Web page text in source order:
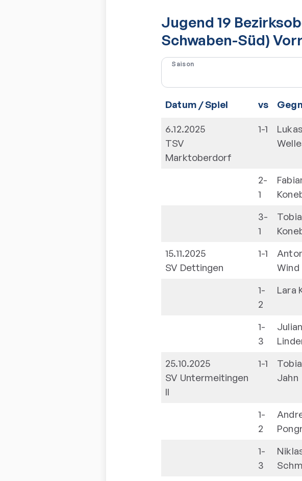
Jugend 19
Schwaben-Süd)
Saison
Datum / Spiel vs
6.12.2025
TSV
Marktoberdorf
1-1
Lukas
2-
1
3-
1
15.11.2025
SV Dettingen
1-1
Wind
1-
2
Lara
1-
3
Julian
25.10.2025
SV Untermeitingen
II
1-1
Jahn
1-
2
1-
3